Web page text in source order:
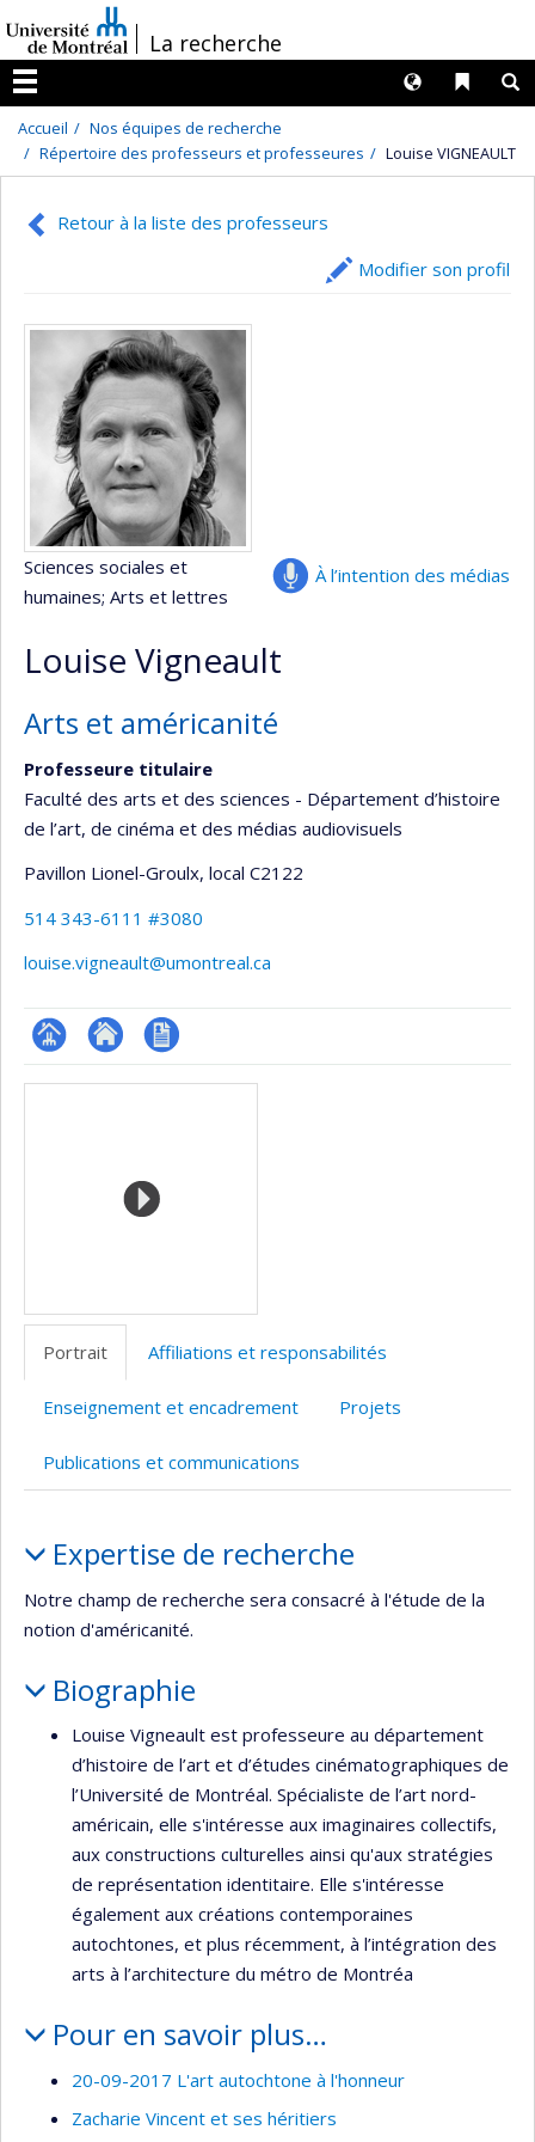
au
contenu
/La recherche
Menu
Liens
Langues
Accueil
Nos équipes de recherche
Répertoire des professeurs et professeures
Louise VIGNEAULT
Retour à la liste des professeurs
Modifier son profil
À l’intention des médias
Sciences sociales et
humaines; Arts et lettres
Louise Vigneault
Arts et américanité
Professeure titulaire
Faculté des arts et des sciences - Département d’histoire
de l’art, de cinéma et des médias audiovisuels
Pavillon Lionel-Groulx, local C2122
514 343-6111 #3080
louise.vigneault@umontreal.ca
Page Site
recherche
CV
Médias
Portrait Affiliations et responsabilités
Enseignement et encadrement Projets
Publications et communications
Expertise de recherche
Notre champ de recherche sera consacré à l'étude de la
notion d'américanité.
Biographie
Louise Vigneault est professeure au département
d’histoire de l’art et d’études cinématographiques de
l’Université de Montréal. Spécialiste de l’art nord-
américain, elle s'intéresse aux imaginaires collectifs,
aux constructions culturelles ainsi qu'aux stratégies
de représentation identitaire. Elle s'intéresse
également aux créations contemporaines
autochtones, et plus récemment, à l’intégration des
arts à l’architecture du métro de Montréa
Pour en savoir plus…
20-09-2017 L'art autochtone à l'honneur
Zacharie Vincent et ses héritiers